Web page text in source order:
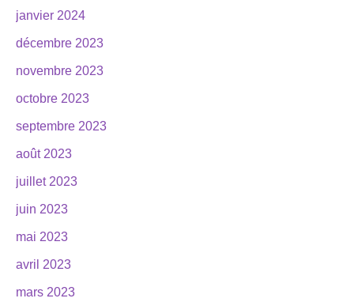
janvier 2024
décembre 2023
novembre 2023
octobre 2023
septembre 2023
août 2023
juillet 2023
juin 2023
mai 2023
avril 2023
mars 2023